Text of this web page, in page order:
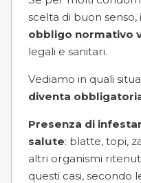
scelta di buon senso,
obbligo normativo
legali e sanitari.
Vediamo in quali
diventa
Presenza di
salute: blatte, topi,
altri organismi
questi casi, secondo